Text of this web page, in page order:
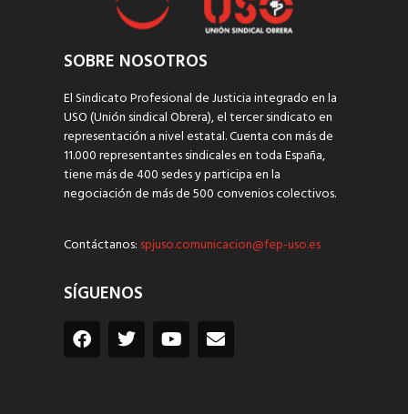
SOBRE NOSOTROS
El Sindicato Profesional de Justicia integrado en la
USO (Unión sindical Obrera), el tercer sindicato en
representación a nivel estatal. Cuenta con más de
11.000 representantes sindicales en toda España,
tiene más de 400 sedes y participa en la
negociación de más de 500 convenios colectivos.
Contáctanos: spjuso.comunicacion@fep-uso.es
SÍGUENOS